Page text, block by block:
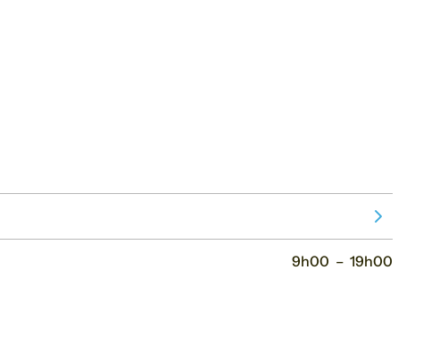
Voir le mois
9h00 – 19h00